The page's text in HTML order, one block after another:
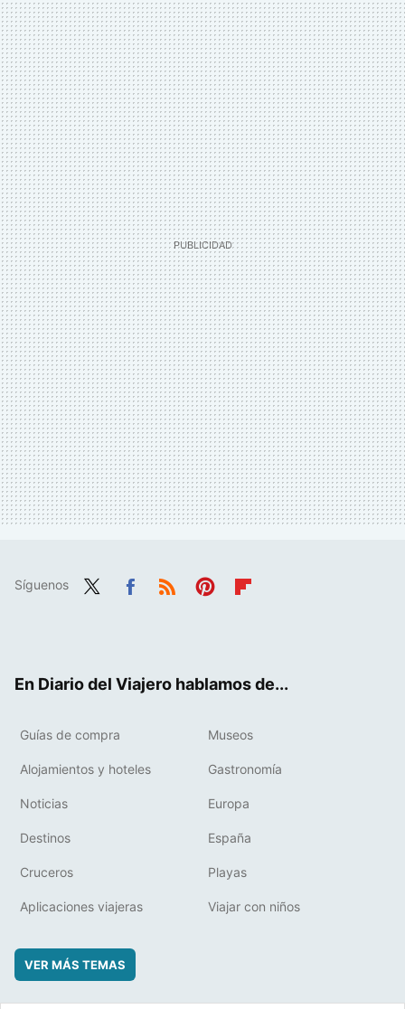
Síguenos
En Diario del Viajero hablamos de...
Guías de compra Museos
Alojamientos y hoteles Gastronomía
Noticias Europa
Destinos España
Cruceros Playas
Aplicaciones viajeras Viajar con niños
VER MÁS TEMAS